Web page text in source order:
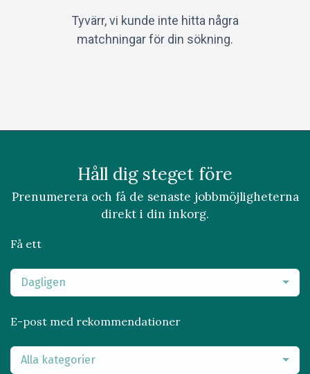
Tyvärr, vi kunde inte hitta några
matchningar för din sökning.
Håll dig steget före
Prenumerera och få de senaste jobbmöjligheterna
direkt i din inkorg.
Få ett
Dagligen
E-post med rekommendationer
Alla kategorier